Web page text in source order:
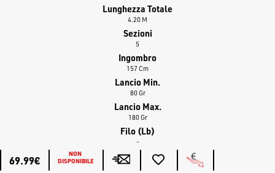
Lunghezza Totale
4.20 M
Sezioni
5
Ingombro
157 Cm
Lancio Min.
80 Gr
Lancio Max.
180 Gr
Filo (lb)
-
69.99€
NON
DISPONIBILE